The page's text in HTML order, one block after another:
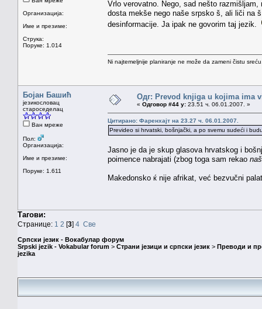
Организација:
Име и презиме:
Струка:
Поруке: 1.014
Vrlo verovatno. Nego, sad nešto
dosta mekše nego naše srpsko š, ali liči na
desinformacije. Ja ipak ne govorim taj jezik.
Ni najtemeljnije planiranje ne može da zameni čistu
Бојан Башић
језикословац
староседелац
Ван мреже
Пол:
Организација:
Име и презиме:
Поруке: 1.611
Одг: Prevod knjiga u kojima ima
« Одговор #44 у: 23.51 ч. 06.01.2007. »
Цитирано: Фаренхајт на 23.27 ч. 06.01.2007.
Prevideo si hrvatski, bošnjački, a po svemu sudeći i
Jasno je da je skup glasova hrvatskog i
poimence nabrajati (zbog toga sam rekao
Makedonsko ќ nije afrikat, već bezvučni
Тагови:
Странице: 1 2 [3] 4 Све
Српски језик - Вокабулар форум
Srpski jezik - Vokabular forum > Страни језици и српски језик > Преводи и
jezika